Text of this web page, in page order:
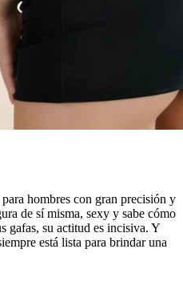
hombres con gran precisión y
de sí misma, sexy y sabe cómo
gafas, su actitud es incisiva. Y
está lista para brindar una